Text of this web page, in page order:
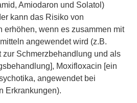
Amiodaron und Solatol)
kann das Risiko von
erhöhen, wenn es zusammen mit
angewendet wird (z.B.
zur Schmerzbehandlung und als
Moxifloxacin [ein
angewendet bei
Erkrankungen).